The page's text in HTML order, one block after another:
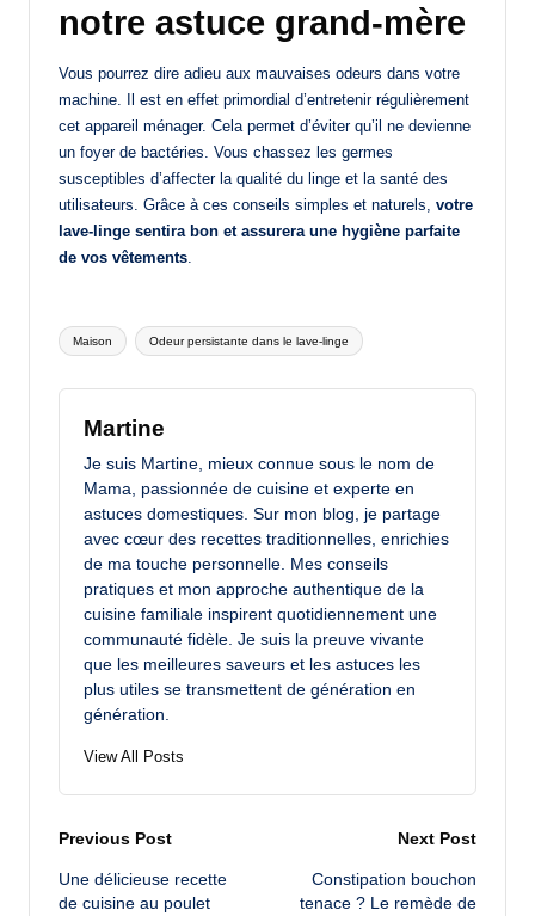
notre astuce grand-mère
Vous pourrez dire adieu aux mauvaises odeurs dans votre
machine. Il est en effet primordial d’entretenir régulièrement
cet appareil ménager. Cela permet d’éviter qu’il ne devienne
un foyer de bactéries. Vous chassez les germes
susceptibles d’affecter la qualité du linge et la santé des
utilisateurs. Grâce à ces conseils simples et naturels, votre
lave-linge sentira bon et assurera une hygiène parfaite
de vos vêtements
Tags:
Maison Odeur persistante dans le lave-linge
Martine
Je suis Martine, mieux connue sous le nom de
Mama, passionnée de cuisine et experte en
astuces domestiques. Sur mon blog, je partage
avec cœur des recettes traditionnelles, enrichies
de ma touche personnelle. Mes conseils
pratiques et mon approche authentique de la
cuisine familiale inspirent quotidiennement une
communauté fidèle. Je suis la preuve vivante
que les meilleures saveurs et les astuces les
plus utiles se transmettent de génération en
génération.
View All Posts
Post
navigation
Previous Post
Une délicieuse recette
de cuisine au poulet
Next Post
Constipation bouchon
tenace ? Le remède de